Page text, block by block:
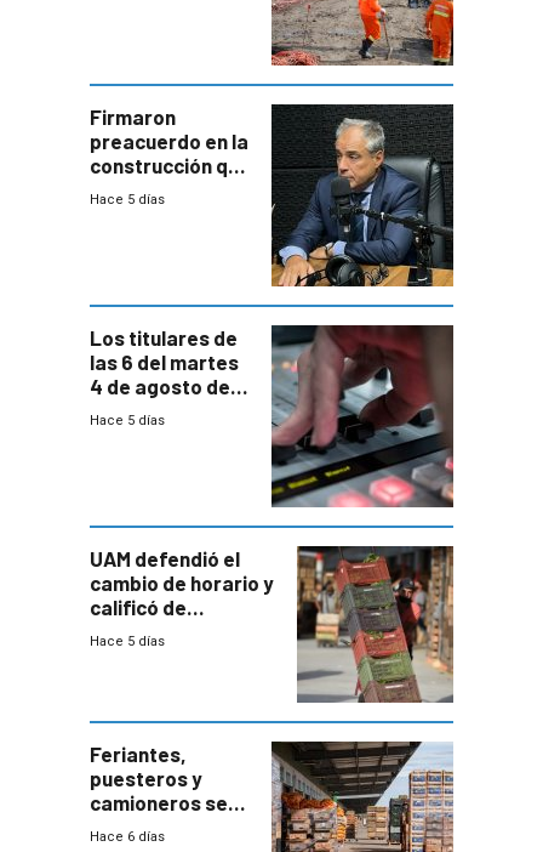
a revisar
proyectos
Firmaron
preacuerdo en la
construcción que
comprende
Hace 5 días
Los titulares de
las 6 del martes
4 de agosto de
2026
Hace 5 días
UAM defendió el
cambio de horario y
calificó de
“desproporcionado”
Hace 5 días
Feriantes,
puesteros y
camioneros se
movilizaron en
Hace 6 días